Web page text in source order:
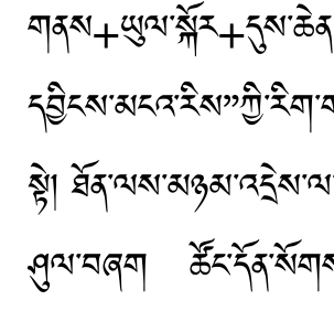
སྟེ།
ཤུལ་བཞག